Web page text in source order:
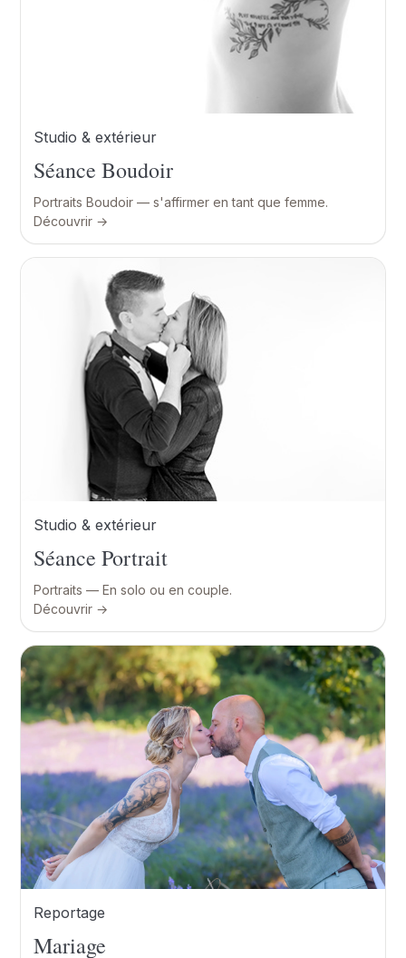
Studio & extérieur
Séance Boudoir
Portraits Boudoir — s'affirmer en tant que femme.
Découvrir →
Studio & extérieur
Séance Portrait
Portraits — En solo ou en couple.
Découvrir →
Reportage
Mariage